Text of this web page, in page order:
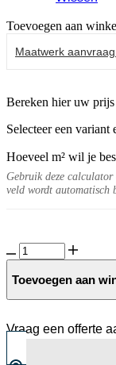
Toevoegen aan
Maatwerk
Bereken hier uw prijs
Selecteer een variant
Hoeveel m² wil je
Gebruik deze
veld wordt automatisch
Liguria
10MM
Loano
Toevoegen aan
Vraag een offerte